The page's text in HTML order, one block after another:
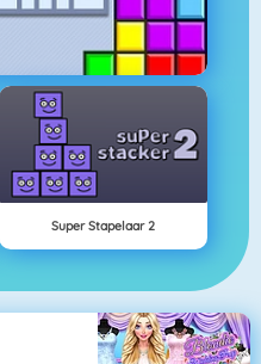
Super Stapelaar 2